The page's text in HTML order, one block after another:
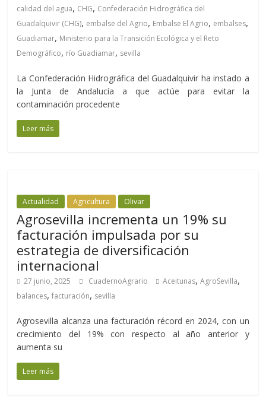
calidad del agua, CHG, Confederación Hidrográfica del
Guadalquivir (CHG), embalse del Agrio, Embalse El Agrio, embalses,
Guadiamar, Ministerio para la Transición Ecológica y el Reto
Demográfico, río Guadiamar, sevilla
La Confederación Hidrográfica del Guadalquivir ha instado a
la Junta de Andalucía a que actúe para evitar la
contaminación procedente
Leer más
Actualidad Agricultura Olivar
Agrosevilla incrementa un 19% su
facturación impulsada por su
estrategia de diversificación
internacional
27 junio, 2025 CuadernoAgrario Aceitunas,AgroSevilla,
balances,facturación, sevilla
Agrosevilla alcanza una facturación récord en 2024, con un
crecimiento del 19% con respecto al año anterior y
aumenta su
Leer más